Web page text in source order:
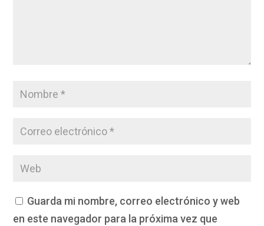
Guarda mi nombre, correo electrónico y web
en este navegador para la próxima vez que